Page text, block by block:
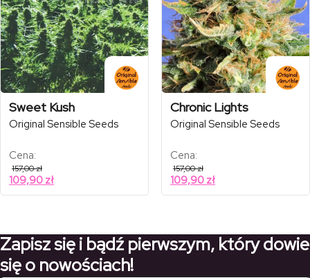
Sweet Kush
Original Sensible Seeds
Cena:
157,00zł
109,90 zł
Chronic Lights
Original Sensible Seeds
Cena:
157,00zł
109,90 zł
Zapisz się i bądź pierwszym, który dowie
się o nowościach!